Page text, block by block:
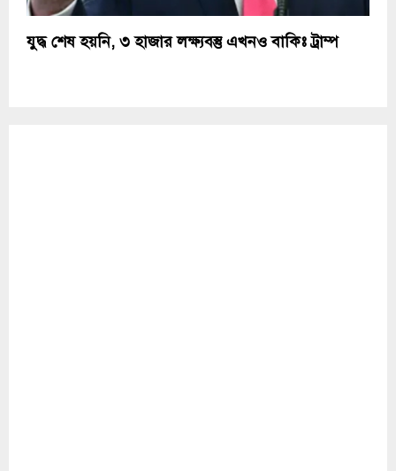
যুদ্ধ শেষ হয়নি, ৩ হাজার লক্ষ্যবস্তু এখনও বাকিঃ ট্রাম্প